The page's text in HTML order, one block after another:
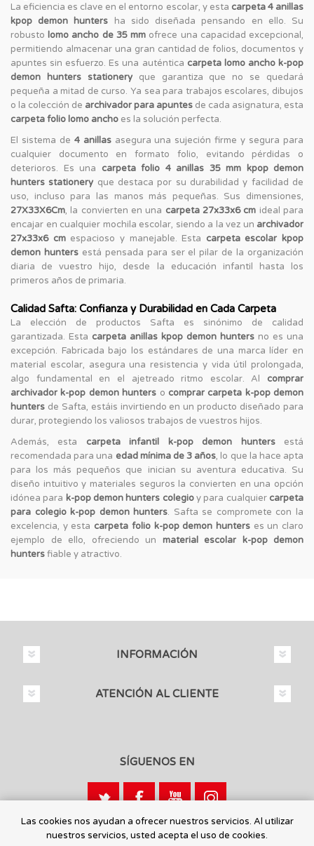
La eficiencia es clave en el entorno escolar, y esta carpeta 4 anillas
kpop demon hunters ha sido diseñada pensando en ello. Su
robustolomo ancho de 35 mm ofrece una capacidad excepcional,
permitiendo almacenar una gran cantidad de folios, documentos y
apuntes sin esfuerzo. Es una auténtica carpeta lomo ancho k-pop
demon hunters stationeryque garantiza que no se quedará
pequeña a mitad de curso. Ya sea para trabajos escolares, dibujos
o la colección de archivador para apuntes de cada asignatura, esta
carpeta folio lomo ancho es la solución perfecta.
El sistema de 4 anillasasegura una sujeción firme y segura para
cualquier documento en formato folio, evitando pérdidas o
deterioros. Es una carpeta folio 4 anillas 35 mm kpop demon
hunters stationery que destaca por su durabilidad y facilidad de
uso, incluso para las manos más pequeñas. Sus dimensiones,
27X33X6Cm, la convierten en una carpeta 27x33x6 cm ideal para
encajar en cualquier mochila escolar, siendo a la vez un archivador
27x33x6 cmespacioso y manejable. Esta carpeta escolar kpop
demon huntersestá pensada para ser el pilar de la organización
diaria de vuestro hijo, desde la educación infantil hasta los
primeros años de primaria.
Calidad Safta: Confianza y Durabilidad en Cada Carpeta
La elección de productos Safta es sinónimo de calidad
garantizada. Esta carpeta anillas kpop demon hunters no es una
excepción. Fabricada bajo los estándares de una marca líder en
material escolar, asegura una resistencia y vida útil prolongada,
algo fundamental en el ajetreado ritmo escolar. Al comprar
archivador k-pop demon hunters o comprar carpeta k-pop demon
hunters de Safta, estáis invirtiendo en un producto diseñado para
durar, protegiendo los valiosos trabajos de vuestros hijos.
Además, esta carpeta infantil k-pop demon huntersestá
recomendada para una edad mínima de 3 años, lo que la hace apta
para los más pequeños que inician su aventura educativa. Su
diseño intuitivo y materiales seguros la convierten en una opción
idónea para k-pop demon hunters colegioy para cualquier carpeta
para colegio k-pop demon hunters. Safta se compromete con la
excelencia, y esta carpeta folio k-pop demon hunterses un claro
ejemplo de ello, ofreciendo un material escolar k-pop demon
huntersfiable y atractivo.
INFORMACIÓN
ATENCIÓN AL CLIENTE
SÍGUENOS EN
Calle León, 1 - 03440 Ibi, Alicante
Las cookies nos ayudan a ofrecer nuestros servicios. Al utilizar
nuestros servicios, usted acepta el uso de cookies.